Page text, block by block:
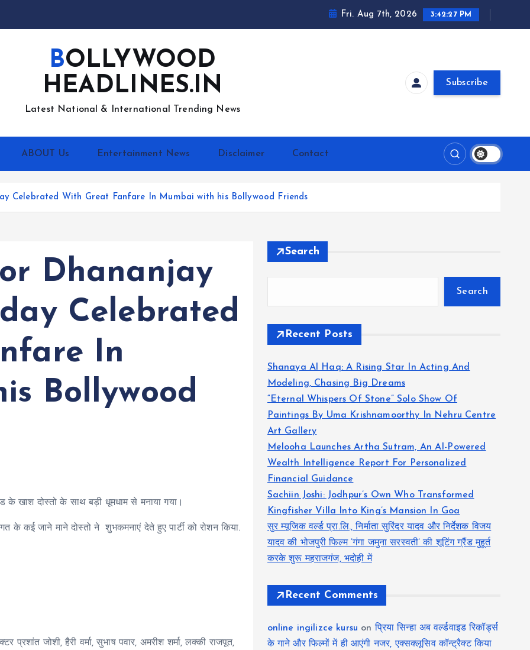
Fri. Aug 7th, 2026 3:42:28 PM
BOLLYWOOD
HEADLINES.IN
Latest National & International Trending News
Subscribe
ABOUT Us Entertainment News Disclaimer Contact
Celebrated With Great Fanfare In Mumbai with his Bollywood Friends
Dhananjay
Celebrated
In
Bollywood
के खाश दोस्तो के साथ बड़ी धूमधाम से मनाया गया।
के कई जाने माने दोस्तो ने शुभकमनाएं देते हुए पार्टी को रोशन किया.
प्रशांत जोशी, हैरी वर्मा, सुभाष पवार, अमरीश शर्मा, लक्की राजपूत,
Search
Search
Recent Posts
Shanaya Al Haq: A Rising Star In Acting And
Modeling, Chasing Big Dreams
“Eternal Whispers Of Stone” Solo Show Of
Paintings By Uma Krishnamoorthy In Nehru Centre
Art Gallery
Melooha Launches Artha Sutram, An AI-Powered
Wealth Intelligence Report For Personalized
Financial Guidance
Sachiin Joshi: Jodhpur’s Own Who Transformed
Kingfisher Villa Into King’s Mansion In Goa
सुर म्यूजिक वर्ल्ड प्रा.लि., निर्माता सुरिंदर यादव और निर्देशक विजय
यादव की भोजपुरी फिल्म ‘गंगा जमुना सरस्वती’ की शूटिंग ग्रैंड मुहूर्त
करके शुरू महराजगंज, भदोही में
Recent Comments
online ingilizce kursu onप्रिया सिन्हा अब वर्ल्डवाइड रिकॉर्ड्स
के गाने और फिल्मों में ही आएंगी नजर, एक्सक्लूसिव कॉन्ट्रैक्ट किया